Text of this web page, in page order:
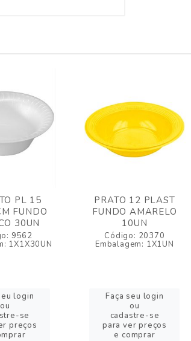
PL 15
FUNDO
30UN
9562
1X1X30UN
login
ou
se
preços
PRATO 12 PLAST
FUNDO AMARELO
10UN
Código: 20370
Embalagem: 1X1UN
Faça seu login
ou
cadastre-se
para ver preços
e comprar